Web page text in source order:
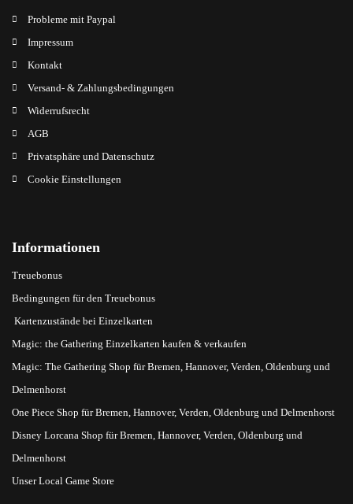
Probleme mit Paypal
Impressum
Kontakt
Versand- & Zahlungsbedingungen
Widerrufsrecht
AGB
Privatsphäre und Datenschutz
Cookie Einstellungen
Informationen
Treuebonus
Bedingungen für den Treuebonus
Kartenzustände bei Einzelkarten
Magic: the Gathering Einzelkarten kaufen & verkaufen
Magic: The Gathering Shop für Bremen, Hannover, Verden, Oldenburg und
Delmenhorst
One Piece Shop für Bremen, Hannover, Verden, Oldenburg und Delmenhorst
Disney Lorcana Shop für Bremen, Hannover, Verden, Oldenburg und
Delmenhorst
Unser Local Game Store